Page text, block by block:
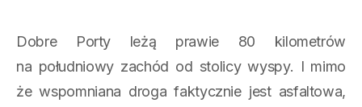
Dobre Porty leżą prawie 80 kilometrów
na południowy zachód od stolicy wyspy. I mimo
że wspomniana droga faktycznie jest asfaltowa,